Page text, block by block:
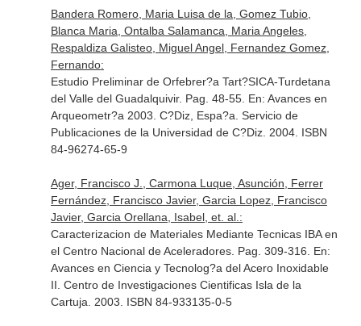
Bandera Romero, Maria Luisa de la, Gomez Tubio,
Blanca Maria, Ontalba Salamanca, Maria Angeles,
Respaldiza Galisteo, Miguel Angel, Fernandez Gomez,
Fernando:
Estudio Preliminar de Orfebrer?a Tart?SICA-Turdetana
del Valle del Guadalquivir. Pag. 48-55. En: Avances en
Arqueometr?a 2003 . C?Diz, Espa?a. Servicio de
Publicaciones de la Universidad de C?Diz. 2004. ISBN
84-96274-65-9
Ager, Francisco J., Carmona Luque, Asunción, Ferrer
Fernández, Francisco Javier, Garcia Lopez, Francisco
Javier, Garcia Orellana, Isabel, et. al.:
Caracterizacion de Materiales Mediante Tecnicas IBA en
el Centro Nacional de Aceleradores. Pag. 309-316. En:
Avances en Ciencia y Tecnolog?a del Acero Inoxidable
II . Centro de Investigaciones Cientificas Isla de la
Cartuja. 2003. ISBN 84-933135-0-5